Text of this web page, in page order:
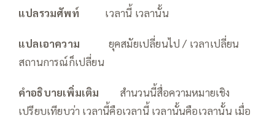
แปลรวมศัพท์ เวลานี้ เวลานั้น
แปลเอาความ
ยุคสมัยเปลี่ยนไป / เวลาเปลี่ยน
สถานการณ์ก็เปลี่ยน
คำอธิบายเพิ่มเติม สำนวนนี้สื่อความหมายเชิง
เปรียบเทียบว่า เวลานี้คือเวลานี้ เวลานั้นคือเวลานั้น เมื่อ